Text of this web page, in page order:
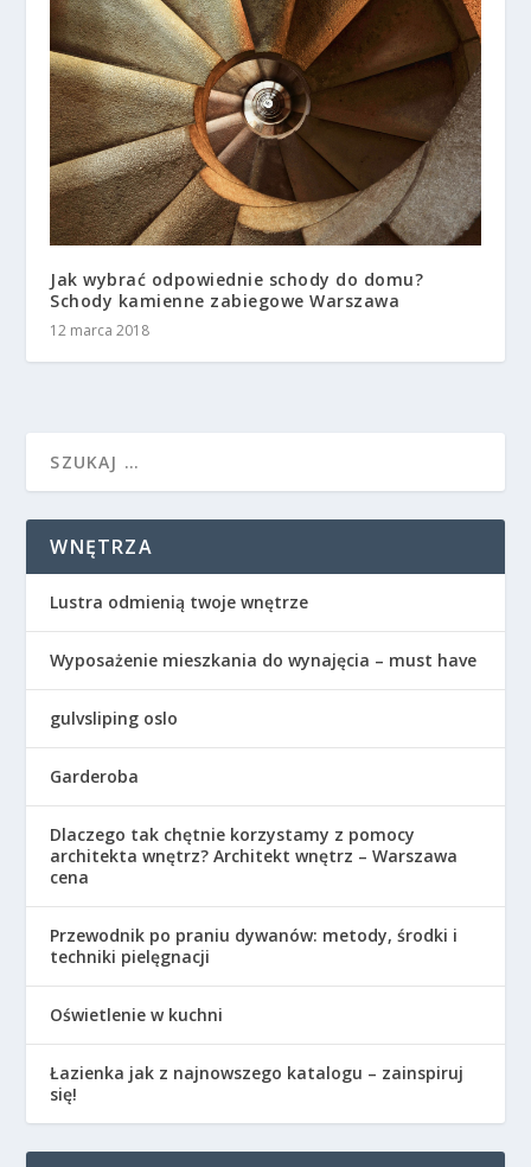
Jak wybrać odpowiednie schody do domu?
Schody kamienne zabiegowe Warszawa
12 marca 2018
WNĘTRZA
Lustra odmienią twoje wnętrze
Wyposażenie mieszkania do wynajęcia – must have
gulvsliping oslo
Garderoba
Dlaczego tak chętnie korzystamy z pomocy
architekta wnętrz? Architekt wnętrz – Warszawa
cena
Przewodnik po praniu dywanów: metody, środki i
techniki pielęgnacji
Oświetlenie w kuchni
Łazienka jak z najnowszego katalogu – zainspiruj
się!